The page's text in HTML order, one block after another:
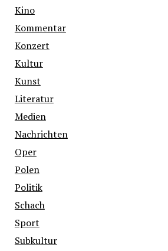
Kino
Kommentar
Konzert
Kultur
Kunst
Literatur
Medien
Nachrichten
Oper
Polen
Politik
Schach
Sport
Subkultur